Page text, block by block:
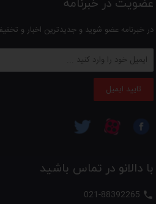
عضویت در خبرنامه
در خبرنامه عضو شوید و جدیدترین اخبار و
تایید ایمیل
با دالانو در تماس باشید
